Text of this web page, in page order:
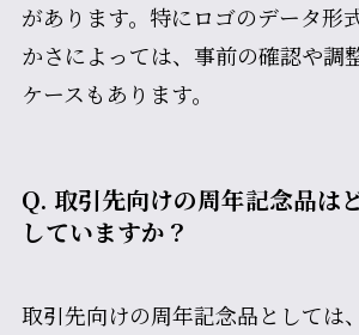
があります。特にロゴのデータ形
かさによっては、事前の確認や調
ケースもあります。
Q. 取引先向けの周年記念品は
していますか？
取引先向けの周年記念品としては